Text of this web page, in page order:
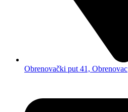
Obrenovački put 41, Obrenovac